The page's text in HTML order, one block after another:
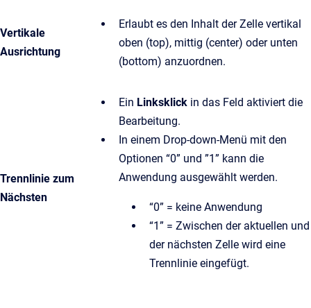
Vertikale
Ausrichtung
Erlaubt es den Inhalt der Zelle vertikal
oben (top), mittig (center) oder unten
(bottom) anzuordnen.
Trennlinie zum
Nächsten
Ein Linksklick in das Feld aktiviert die
Bearbeitung.
In einem Drop-down-Menü mit den
Optionen “0” und ”1” kann die
Anwendung ausgewählt werden.
“0” = keine Anwendung
“1” = Zwischen der aktuellen und
der nächsten Zelle wird eine
Trennlinie eingefügt.